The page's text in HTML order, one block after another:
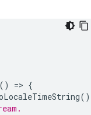
=> {